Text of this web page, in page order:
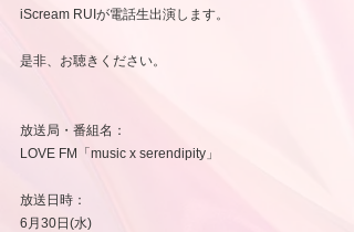
iScream RUIが電話生出演します。
是非、お聴きください。
放送局・番組名：
LOVE FM「music x serendipity」
放送日時：
6月30日(水)